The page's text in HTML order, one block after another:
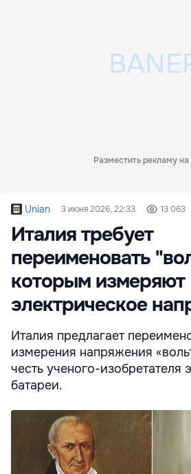
Разместить рекламу на
Unian 3 июня 2026, 22:33 13 063
Италия требует
переименовать
которым измеряют
электрическое
Италия предлагает
измерения напряжения
честь ученого-изобретателя
батареи.